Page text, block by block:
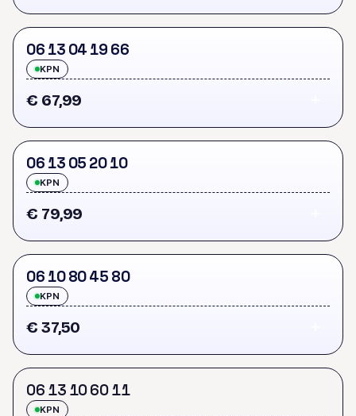
06 13 04 19 66
KPN
€ 67,99
06 13 05 2010
KPN
€ 79,99
06 108045 80
KPN
€ 37,50
06 13 106011
KPN